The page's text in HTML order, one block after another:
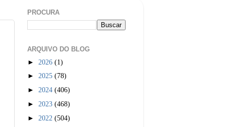
PROCURA
ARQUIVO DO BLOG
► 2026 (1)
► 2025 (78)
► 2024 (406)
► 2023 (468)
► 2022 (504)